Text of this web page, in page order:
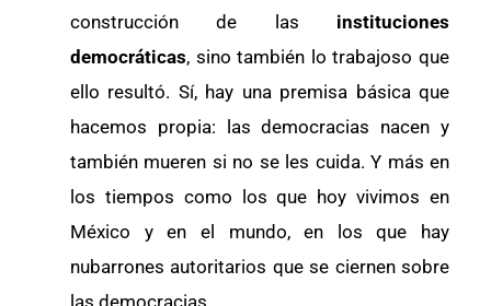
construcción de las instituciones
democráticas, sino también lo trabajoso que
ello resultó. Sí, hay una premisa básica que
hacemos propia: las democracias nacen y
también mueren si no se les cuida. Y más en
los tiempos como los que hoy vivimos en
México y en el mundo, en los que hay
nubarrones autoritarios que se ciernen sobre